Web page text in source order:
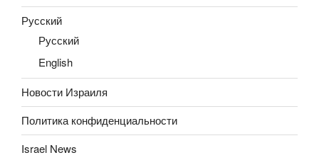
Русский
Русский
English
Новости Израиля
Политика конфиденциальности
Israel News